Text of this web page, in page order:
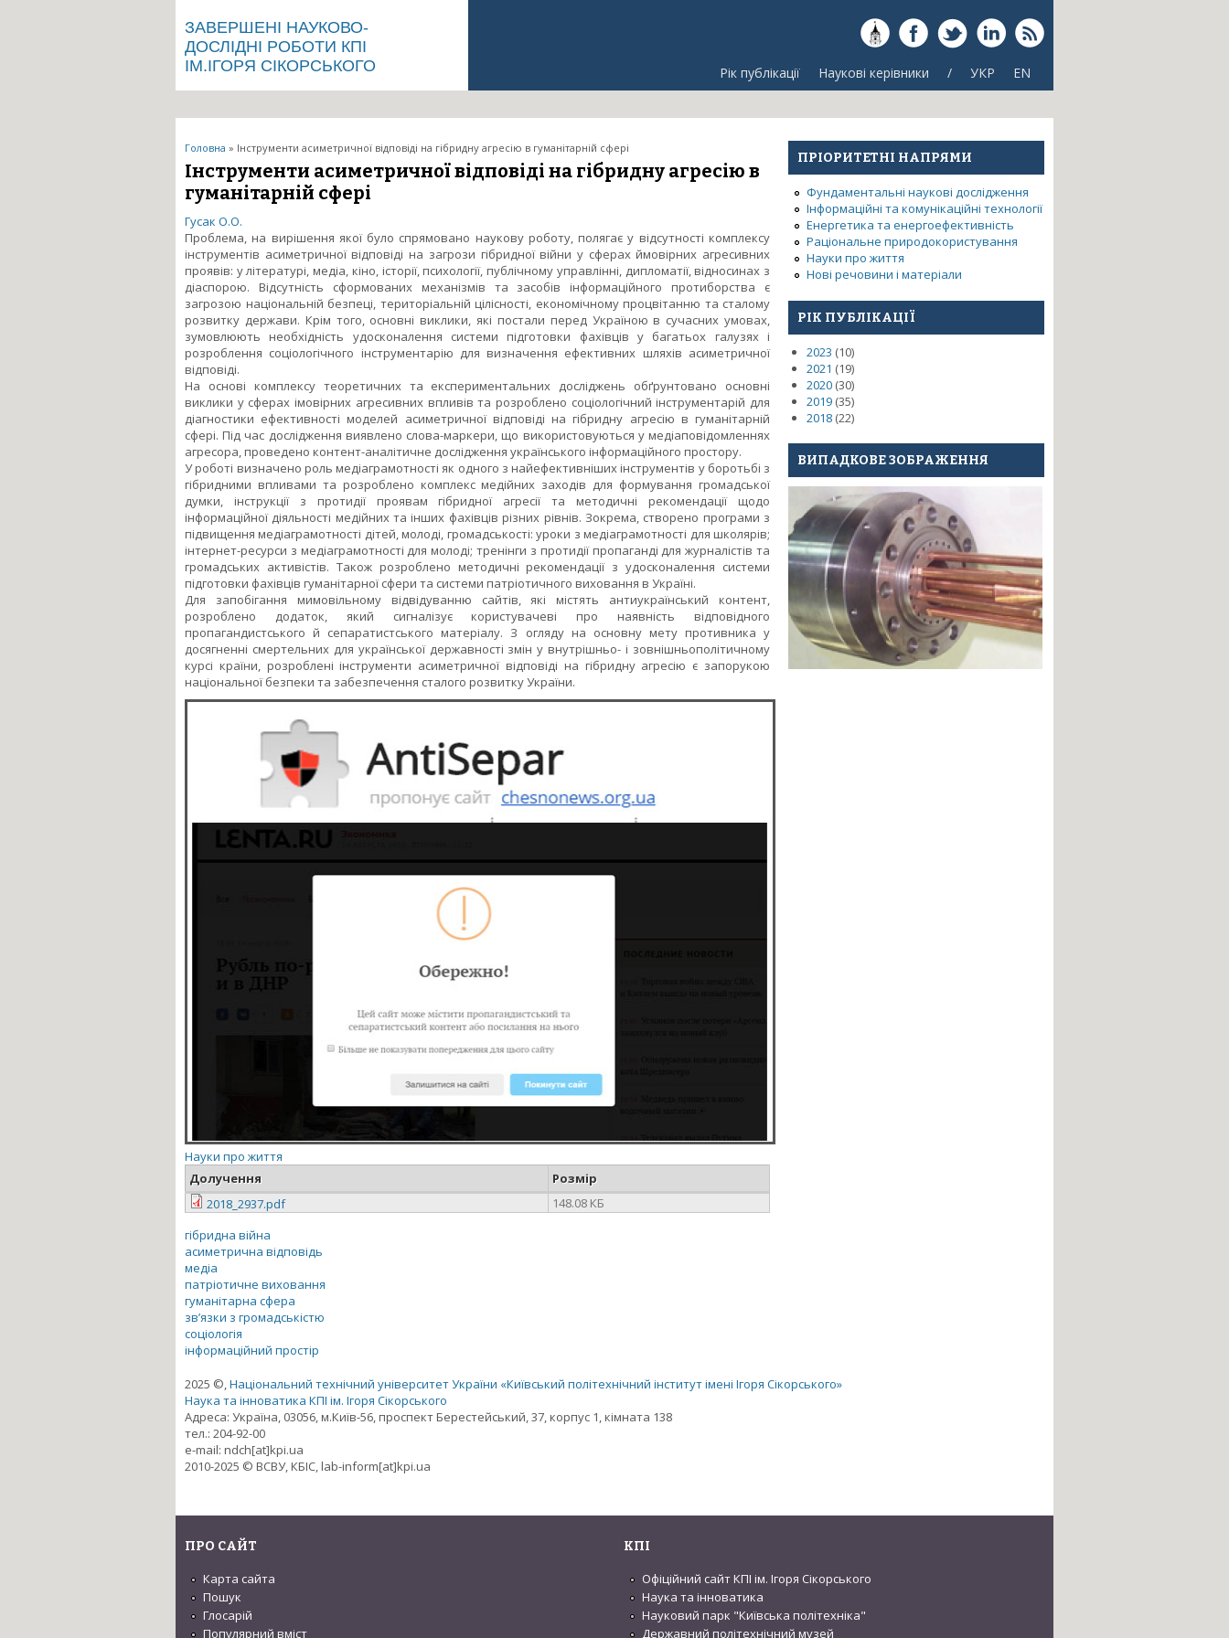
ЗАВЕРШЕНІ НАУКОВО-
ДОСЛІДНІ РОБОТИ КПІ
ІМ.ІГОРЯ СІКОРСЬКОГО
Рік публікації Наукові керівники / УКР EN
Ви є тут
Головна » Інструменти асиметричної відповіді на гібридну агресію в гуманітарній сфері
Інструменти асиметричної відповіді на гібридну агресію в
гуманітарній сфері
Гусак О.О.
Проблема, на вирішення якої було спрямовано наукову роботу, полягає у відсутності комплексу
інструментів асиметричної відповіді на загрози гібридної війни у сферах ймовірних агресивних
проявів: у літературі, медіа, кіно, історії, психології, публічному управлінні, дипломатії, відносинах з
діаспорою. Відсутність сформованих механізмів та засобів інформаційного протиборства є
загрозою національній безпеці, територіальній цілісності, економічному процвітанню та сталому
розвитку держави. Крім того, основні виклики, які постали перед Україною в сучасних умовах,
зумовлюють необхідність удосконалення системи підготовки фахівців у багатьох галузях і
розроблення соціологічного інструментарію для визначення ефективних шляхів асиметричної
відповіді.
На основі комплексу теоретичних та експериментальних досліджень обґрунтовано основні
виклики у сферах імовірних агресивних впливів та розроблено соціологічний інструментарій для
діагностики ефективності моделей асиметричної відповіді на гібридну агресію в гуманітарній
сфері. Під час дослідження виявлено слова-маркери, що використовуються у медіаповідомленнях
агресора, проведено контент-аналітичне дослідження українського інформаційного простору.
У роботі визначено роль медіаграмотності як одного з найефективніших інструментів у боротьбі з
гібридними впливами та розроблено комплекс медійних заходів для формування громадської
думки, інструкції з протидії проявам гібридної агресії та методичні рекомендації щодо
інформаційної діяльності медійних та інших фахівців різних рівнів. Зокрема, створено програми з
підвищення медіаграмотності дітей, молоді, громадськості: уроки з медіаграмотності для школярів;
інтернет-ресурси з медіаграмотності для молоді; тренінги з протидії пропаганді для журналістів та
громадських активістів. Також розроблено методичні рекомендації з удосконалення системи
підготовки фахівців гуманітарної сфери та системи патріотичного виховання в Україні.
Для запобігання мимовільному відвідуванню сайтів, які містять антиукраїнський контент,
розроблено додаток, який сигналізує користувачеві про наявність відповідного
пропагандистського й сепаратистського матеріалу. З огляду на основну мету противника у
досягненні смертельних для української державності змін у внутрішньо- і зовнішньополітичному
курсі країни, розроблені інструменти асиметричної відповіді на гібридну агресію є запорукою
національної безпеки та забезпечення сталого розвитку України.
Науки про життя
Долучення
Розмір
2018_2937.pdf
148.08 КБ
гібридна війна
асиметрична відповідь
медіа
патріотичне виховання
гуманітарна сфера
зв’язки з громадськістю
соціологія
інформаційний простір
ПРІОРИТЕТНІ НАПРЯМИ
Фундаментальні наукові дослідження
Інформаційні та комунікаційні технології
Енергетика та енергоефективність
Раціональне природокористування
Науки про життя
Нові речовини і матеріали
РІК ПУБЛІКАЦІЇ
2023 (10)
2021 (19)
2020 (30)
2019 (35)
2018 (22)
ВИПАДКОВЕ ЗОБРАЖЕННЯ
2025 ©,Національний технічний університет України «Київський політехнічний інститут імені Ігоря Сікорського»
Наука та інноватика КПІ ім. Ігоря Сікорського
Адреса: Україна, 03056, м.Київ-56, проспект Берестейський, 37, корпус 1, кімната 138
тел.: 204-92-00
e-mail: ndch[at]kpi.ua
2010-2025 © ВСВУ, КБІС, lab-inform[at]kpi.ua
ПРО САЙТ
Карта сайта
Пошук
Глосарій
Популярний вміст
КПІ
Офіційний сайт КПІ ім. Ігоря Сікорського
Наука та інноватика
Науковий парк "Київська політехніка"
Державний політехнічний музей